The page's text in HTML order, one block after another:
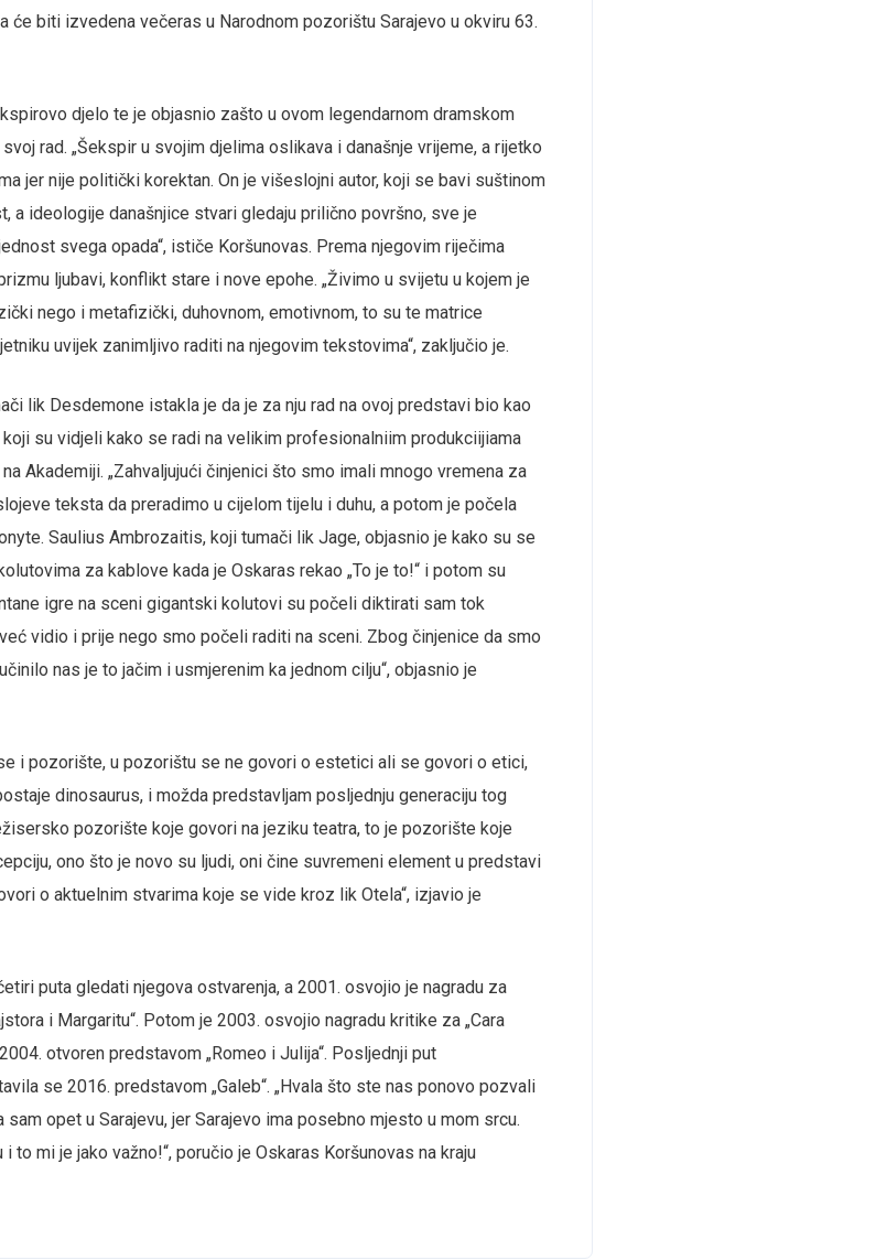
će biti izvedena večeras u Narodnom pozorištu Sarajevo u okviru 63.
djelo te je objasnio zašto u ovom legendarnom dramskom
rad. „Šekspir u svojim djelima oslikava i današnje vrijeme, a rijetko
jer nije politički korektan. On je višeslojni autor, koji se bavi suštinom
a ideologije današnjice stvari gledaju prilično površno, sve je
svega opada“, ističe Koršunovas. Prema njegovim riječima
ljubavi, konflikt stare i nove epohe. „Živimo u svijetu u kojem je
nego i metafizički, duhovnom, emotivnom, to su te matrice
uvijek zanimljivo raditi na njegovim tekstovima“, zaključio je.
lik Desdemone istakla je da je za nju rad na ovoj predstavi bio kao
su vidjeli kako se radi na velikim profesionalniim produkciijiama
Akademiji. „Zahvaljujući činjenici što smo imali mnogo vremena za
teksta da preradimo u cijelom tijelu i duhu, a potom je počela
Saulius Ambrozaitis, koji tumači lik Jage, objasnio je kako su se
za kablove kada je Oskaras rekao „To je to!“ i potom su
igre na sceni gigantski kolutovi su počeli diktirati sam tok
vidio i prije nego smo počeli raditi na sceni. Zbog činjenice da smo
nas je to jačim i usmjerenim ka jednom cilju“, objasnio je
i pozorište, u pozorištu se ne govori o estetici ali se govori o etici,
dinosaurus, i možda predstavljam posljednju generaciju tog
pozorište koje govori na jeziku teatra, to je pozorište koje
ono što je novo su ljudi, oni čine suvremeni element u predstavi
o aktuelnim stvarima koje se vide kroz lik Otela“, izjavio je
puta gledati njegova ostvarenja, a 2001. osvojio je nagradu za
i Margaritu“. Potom je 2003. osvojio nagradu kritike za „Cara
otvoren predstavom „Romeo i Julija“. Posljednji put
se 2016. predstavom „Galeb“. „Hvala što ste nas ponovo pozvali
opet u Sarajevu, jer Sarajevo ima posebno mjesto u mom srcu.
to mi je jako važno!“, poručio je Oskaras Koršunovas na kraju